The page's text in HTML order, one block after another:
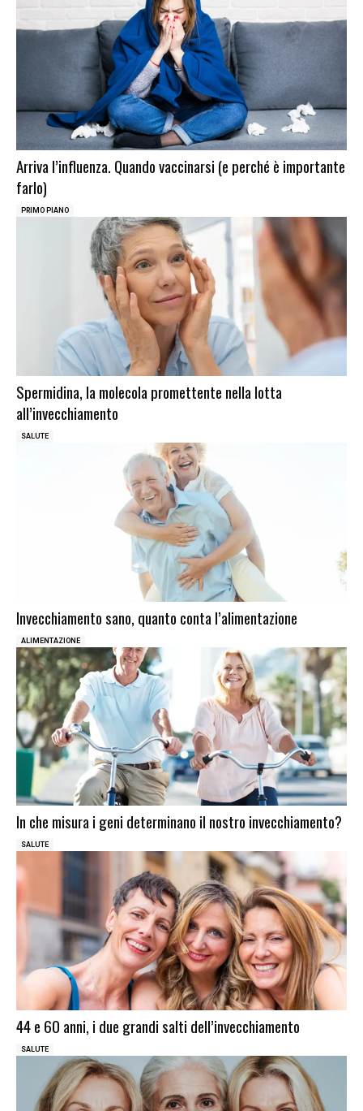
Arriva l’influenza. Quando vaccinarsi (e perché è importante
farlo)
PRIMO PIANO
Spermidina, la molecola promettente nella lotta
all’invecchiamento
SALUTE
Invecchiamento sano, quanto conta l’alimentazione
ALIMENTAZIONE
In che misura i geni determinano il nostro invecchiamento?
SALUTE
44 e 60 anni, i due grandi salti dell’invecchiamento
SALUTE